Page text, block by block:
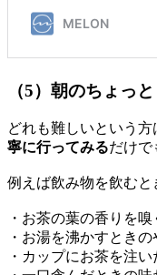
（5）朝のちょっ
どれも難しいという方
寧に行ってみるだけで
例えば飲み物を飲むと
・お茶の葉の香りを嗅
・お湯を沸かすとき
・カップにお茶を注